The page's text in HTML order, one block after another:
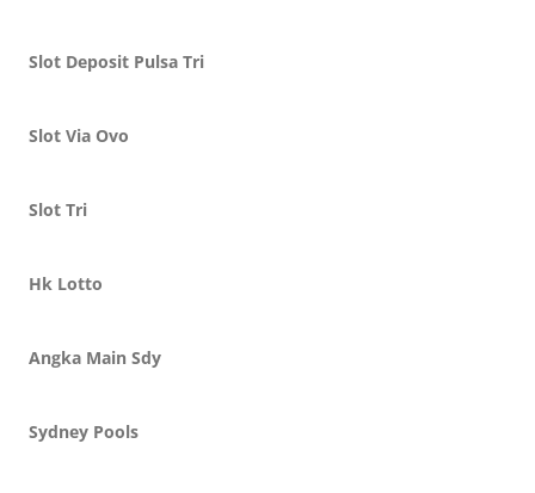
Slot Deposit Pulsa Tri
Slot Via Ovo
Slot Tri
Hk Lotto
Angka Main Sdy
Sydney Pools